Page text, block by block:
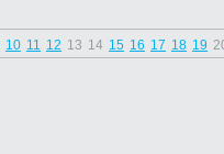
10 11 12 13 14 15 16 17 18 19